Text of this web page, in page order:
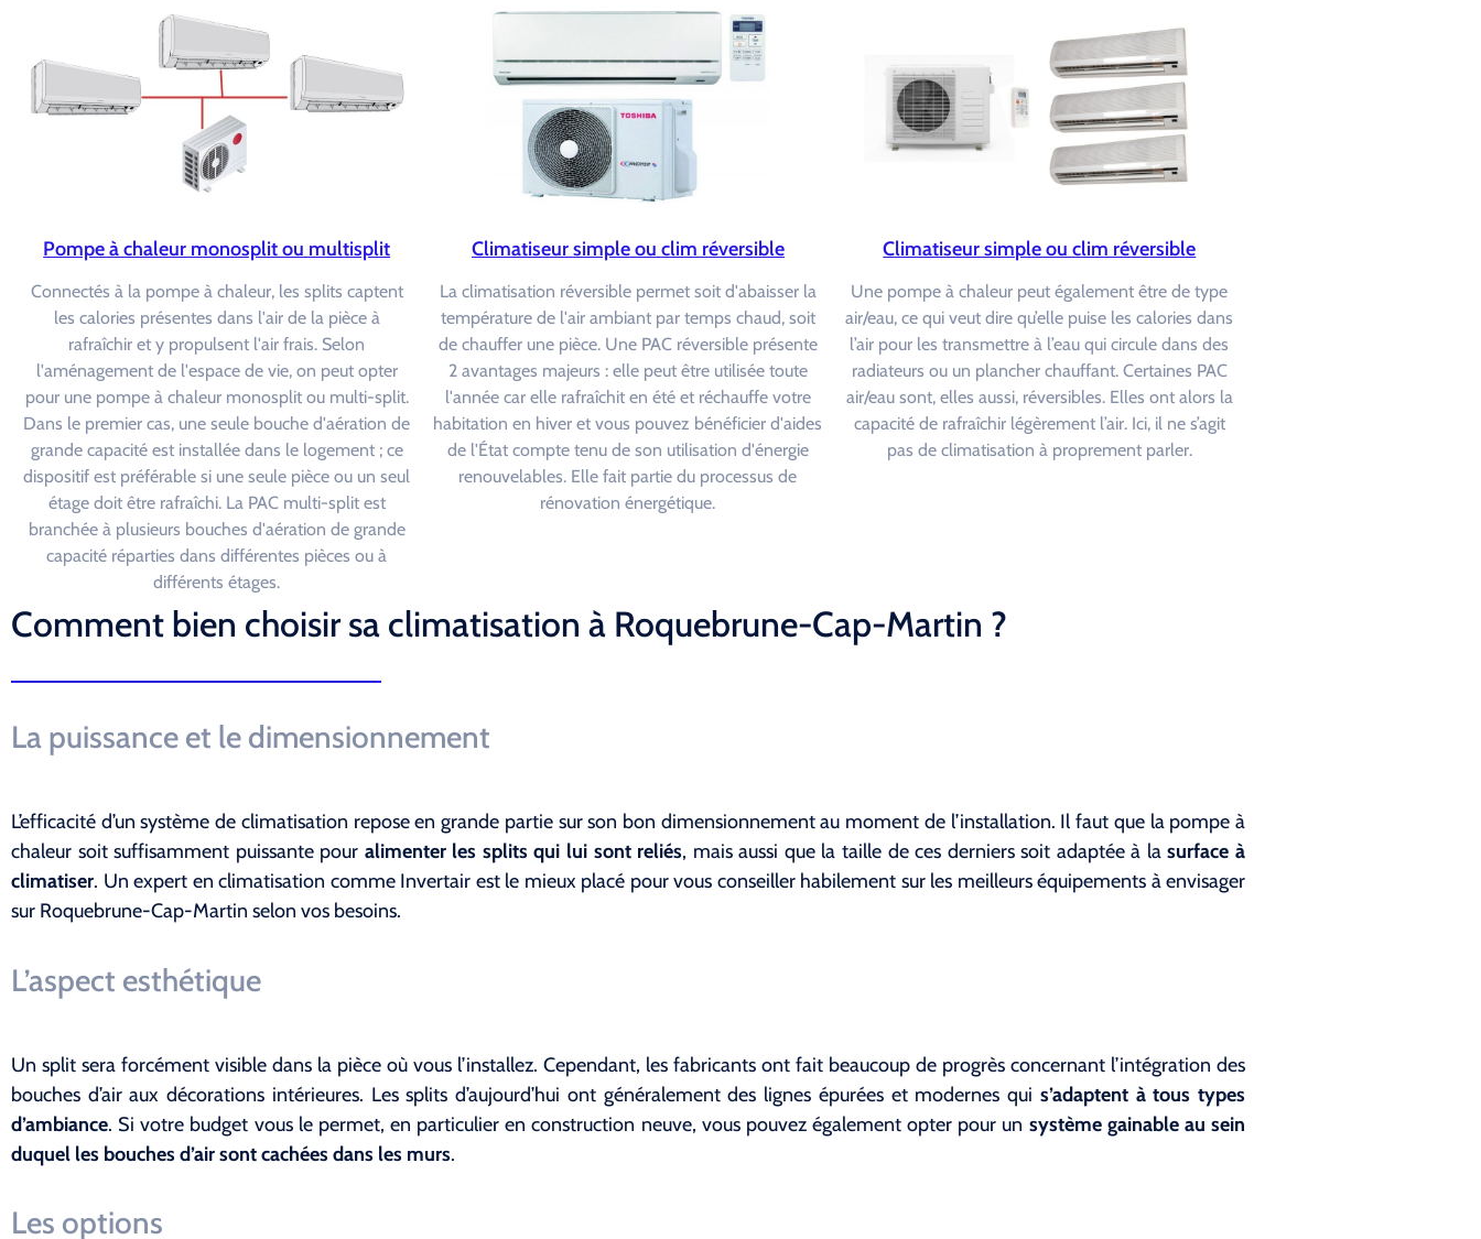
Pompe à chaleur monosplit ou multisplit
Connectés à la pompe à chaleur, les splits captent
les calories présentes dans l'air de la pièce à
rafraîchir et y propulsent l'air frais. Selon
l'aménagement de l'espace de vie, on peut opter
pour une pompe à chaleur monosplit ou multi-split.
Dans le premier cas, une seule bouche d'aération de
grande capacité est installée dans le logement ; ce
dispositif est préférable si une seule pièce ou un seul
étage doit être rafraîchi. La PAC multi-split est
branchée à plusieurs bouches d'aération de grande
capacité réparties dans différentes pièces ou à
différents étages.
Climatiseur simple ou clim réversible
La climatisation réversible permet soit d'abaisser la
température de l'air ambiant par temps chaud, soit
de chauffer une pièce. Une PAC réversible présente
2 avantages majeurs : elle peut être utilisée toute
l'année car elle rafraîchit en été et réchauffe votre
habitation en hiver et vous pouvez bénéficier d'aides
de l'État compte tenu de son utilisation d'énergie
renouvelables. Elle fait partie du processus de
rénovation énergétique.
Climatiseur simple ou clim réversible
Une pompe à chaleur peut également être de type
air/eau, ce qui veut dire qu’elle puise les calories dans
l’air pour les transmettre à l’eau qui circule dans des
radiateurs ou un plancher chauffant. Certaines PAC
air/eau sont, elles aussi, réversibles. Elles ont alors la
capacité de rafraîchir légèrement l’air. Ici, il ne s’agit
pas de climatisation à proprement parler.
Comment bien choisir sa climatisation à Roquebrune-Cap-Martin ?
La puissance et le dimensionnement
L’efficacité d’un système de climatisation repose en grande partie sur son bon dimensionnement au moment de l’installation. Il faut que la pompe à
chaleur soit suffisamment puissante pour alimenter les splits qui lui sont reliés, mais aussi que la taille de ces derniers soit adaptée à lasurface à
climatiser. Un expert en climatisation comme Invertair est le mieux placé pour vous conseiller habilement sur les meilleurs équipements à envisager
sur Roquebrune-Cap-Martin selon vos besoins.
L’aspect esthétique
Un split sera forcément visible dans la pièce où vous l’installez. Cependant, les fabricants ont fait beaucoup de progrès concernant l’intégration des
bouches d’air aux décorations intérieures. Les splits d’aujourd’hui ont généralement des lignes épurées et modernes qui s’adaptent à tous types
d’ambiance. Si votre budget vous le permet, en particulier en construction neuve, vous pouvez également opter pour un système gainable au sein
duquel les bouches d’air sont cachées dans les murs.
Les options